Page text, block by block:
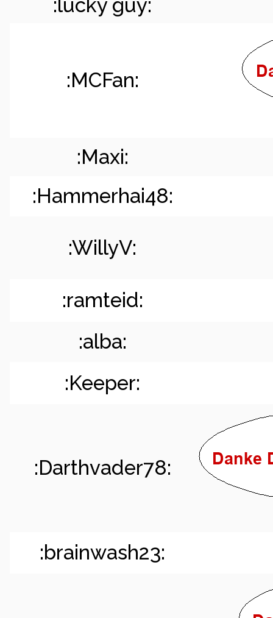
:lucky guy:
:MCFan:
:Maxi:
:Hammerhai48:
:WillyV:
:ramteid:
:alba:
:Keeper:
:Darthvader78:
:brainwash23: